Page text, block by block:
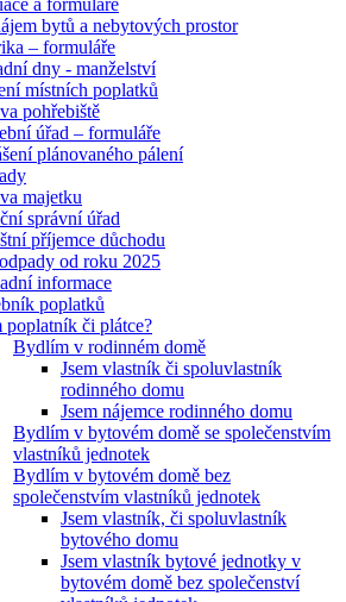
a formuláře
bytů a nebytových prostor
– formuláře
dny - manželství
místních poplatků
pohřebiště
úřad – formuláře
plánovaného pálení
majetku
správní úřad
příjemce důchodu
od roku 2025
informace
poplatků
poplatník či plátce?
Bydlím v rodinném domě
Jsem vlastník či spoluvlastník
rodinného domu
Jsem nájemce rodinného domu
Bydlím v bytovém domě se společenstvím
vlastníků jednotek
Bydlím v bytovém domě bez
společenstvím vlastníků jednotek
Jsem vlastník, či spoluvlastník
bytového domu
Jsem vlastník bytové jednotky v
bytovém domě bez společenství